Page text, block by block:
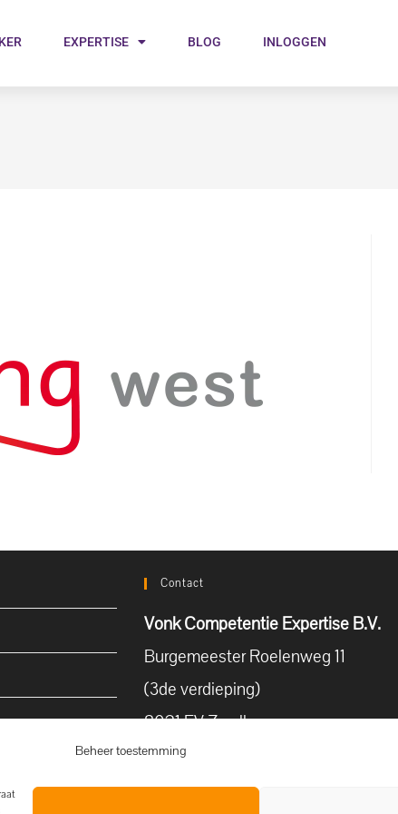
Beheer toestemming
EXPERTISE BLOG INLOGGEN
Contact
Vonk Competentie Expertise B.V.
Burgemeester Roelenweg 11
(3de verdieping)
8021 EV Zwolle
T (038) 422 78 88
Einfo@petervonk.com